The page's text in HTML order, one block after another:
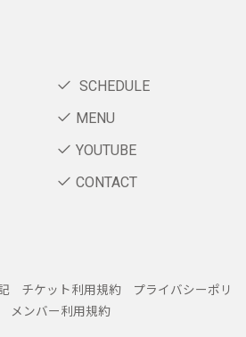
SCHEDULE
MENU
YOUTUBE
CONTACT
チケット利用規約
プライバシーポリ
メンバー利用規約